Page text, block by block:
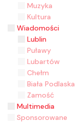
Muzyka
Kultura
Wiadomości
Lublin
Puławy
Lubartów
Chełm
Biała Podlaska
Zamość
Multimedia
Sponsorowane